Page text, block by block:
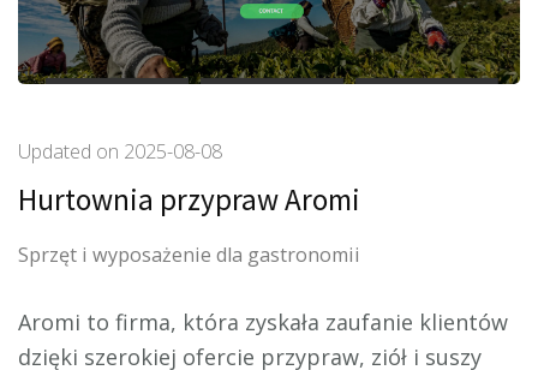
Updated on 2025-08-08
Hurtownia przypraw Aromi
Sprzęt i wyposażenie dla gastronomii
Aromi to firma, która zyskała zaufanie klientów
dzięki szerokiej ofercie przypraw, ziół i suszy